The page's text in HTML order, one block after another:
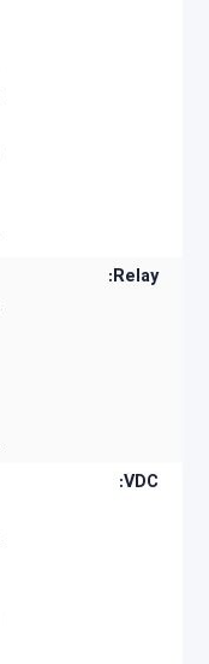
Relay:
VDC: